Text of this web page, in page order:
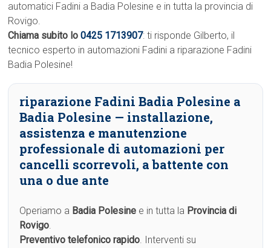
automatici Fadini a Badia Polesine e in tutta la provincia di
Rovigo.
Chiama subito lo0425 1713907: ti risponde Gilberto, il
tecnico esperto in automazioni Fadini a riparazione Fadini
Badia Polesine!
riparazione Fadini Badia Polesine a
Badia Polesine — installazione,
assistenza e manutenzione
professionale di automazioni per
cancelli scorrevoli, a battente con
una o due ante
Operiamo a Badia Polesine e in tutta la Provincia di
Rovigo.
Preventivo telefonico rapido. Interventi su